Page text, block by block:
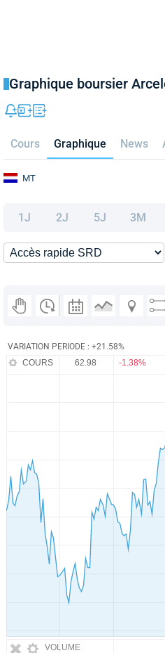
Graphique boursier
Cours Graphique News
MT
1J 2J 5J 3M
VARIATION PERIODE : +21.58%
VOLUME
COURS 62.98 -1.38%